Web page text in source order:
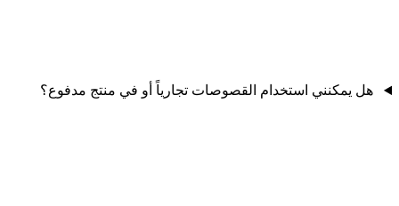
هل يمكنني استخدام القصوصات تجارياً أو في منتج مدفوع؟